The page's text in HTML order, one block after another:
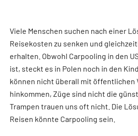
Viele Menschen suchen nach einer
Reisekosten zu senken und
erhalten. Obwohl Carpooling in den
ist, steckt es in Polen noch in den
können nicht überall mit öffentlichen
hinkommen, Züge sind nicht die
Trampen trauen uns oft nicht. Die
Reisen könnte Carpooling sein.